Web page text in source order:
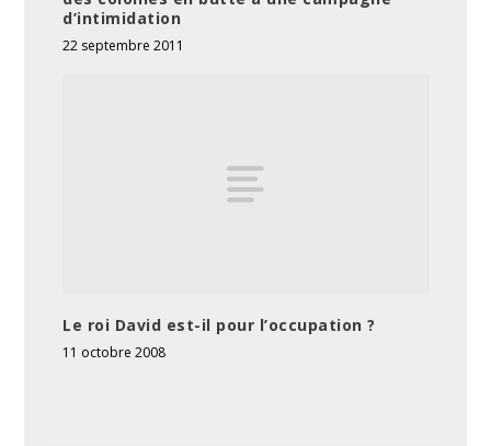
d’intimidation
22 septembre 2011
Le roi David est-il pour l’occupation ?
11 octobre 2008